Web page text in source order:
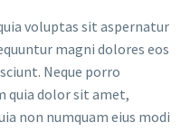
voluptas sit aspernatur
magni dolores eos
Neque porro
quia dolor sit amet,
non numquam eius modi